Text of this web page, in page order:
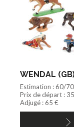
WENDAL
Estimation : 60/
Prix de départ :
Adjugé : 65 €